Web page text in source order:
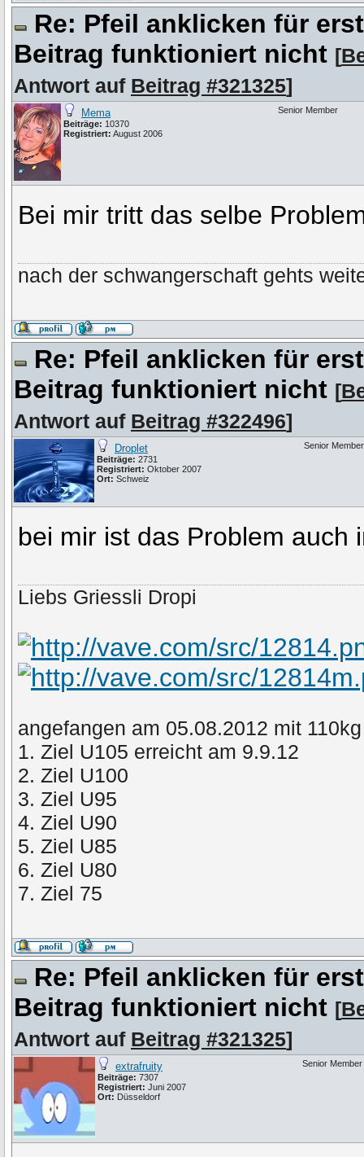
Re: Pfeil anklicken für
Beitrag funktioniert nicht [
Antwort auf Beitrag #321325]
Mema
Beiträge: 10370
Registriert: August 2006
Senior Member
Bei mir tritt das selbe
nach der schwangerschaft gehts
Re: Pfeil anklicken für
Beitrag funktioniert nicht [
Antwort auf Beitrag #322496]
Droplet
Beiträge: 2731
Registriert: Oktober 2007
Ort: Schweiz
Senior Member
bei mir ist das Problem auch
Liebs Griessli Dropi
angefangen am 05.08.2012 mit 110kg
1. Ziel U105 erreicht am 9.9.12
2. Ziel U100
3. Ziel U95
4. Ziel U90
5. Ziel U85
6. Ziel U80
7. Ziel 75
Re: Pfeil anklicken für
Beitrag funktioniert nicht [
Antwort auf Beitrag #321325]
extrafruity
Beiträge: 7307
Registriert: Juni 2007
Ort: Düsseldorf
Senior Member